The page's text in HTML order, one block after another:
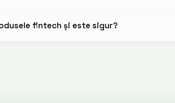
fintech și este sigur?